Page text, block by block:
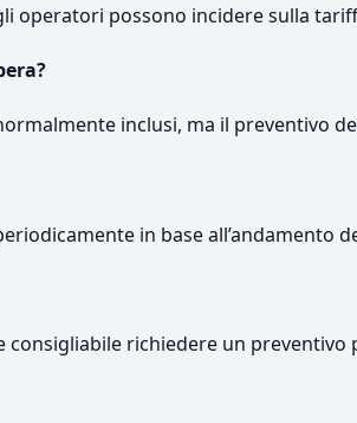
operatori possono incidere sulla
inclusi, ma il preventivo
in base all’andamento
richiedere un preventivo